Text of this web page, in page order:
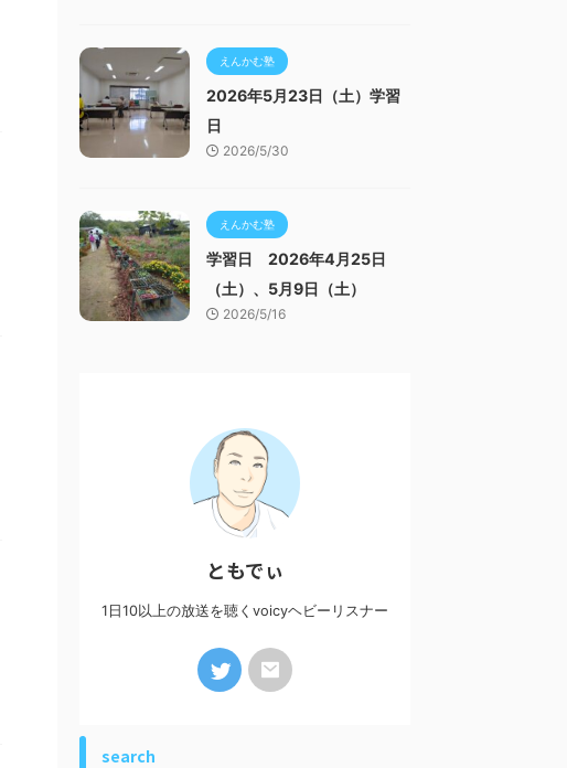
えんかむ塾
2026年5月23日（土）学習
日
2026/5/30
えんかむ塾
学習日 2026年4月25日
（土）、5月9日（土）
2026/5/16
ともでぃ
1日10以上の放送を聴くvoicyヘビーリスナー
search